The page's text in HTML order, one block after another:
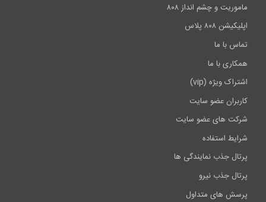
ماموریت و چشم انداز ۸۰۸
اپلیکیشن ۸۰۸ پلاس
تماس با ما
همکاری با ما
اشتراک ویژه (vip)
کاربران عضو سایت
شرکت های عضو سایت
شرایط استفاده
پرتال جذب نمایندگی ها
پرتال جذب نیرو
پرسش های متداول